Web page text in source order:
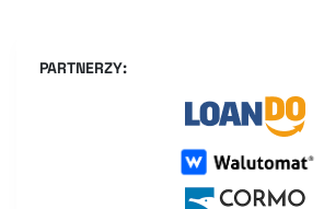
PARTNERZY: